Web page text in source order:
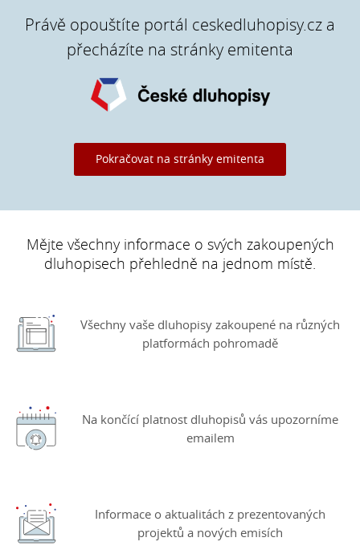
Právě opouštíte portál ceskedluhopisy.cz a
přecházíte na stránky emitenta
Pokračovat na stránky emitenta
Mějte všechny informace o svých zakoupených
dluhopisech přehledně na jednom místě.
Všechny vaše dluhopisy zakoupené na různých
platformách pohromadě
Na končící platnost dluhopisů vás upozorníme
emailem
Informace o aktualitách z prezentovaných
projektů a nových emisích